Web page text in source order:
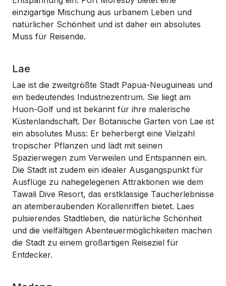
einzigartige Mischung aus urbanem Leben und
natürlicher Schönheit und ist daher ein absolutes
Muss für Reisende.
Lae
Lae ist die zweitgrößte Stadt Papua-Neuguineas und
ein bedeutendes Industriezentrum. Sie liegt am
Huon-Golf und ist bekannt für ihre malerische
Küstenlandschaft. Der Botanische Garten von Lae ist
ein absolutes Muss: Er beherbergt eine Vielzahl
tropischer Pflanzen und lädt mit seinen
Spazierwegen zum Verweilen und Entspannen ein.
Die Stadt ist zudem ein idealer Ausgangspunkt für
Ausflüge zu nahegelegenen Attraktionen wie dem
Tawali Dive Resort, das erstklassige Taucherlebnisse
an atemberaubenden Korallenriffen bietet. Laes
pulsierendes Stadtleben, die natürliche Schönheit
und die vielfältigen Abenteuermöglichkeiten machen
die Stadt zu einem großartigen Reiseziel für
Entdecker.